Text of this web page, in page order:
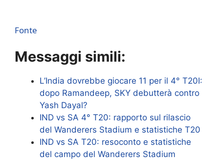
Fonte
Messaggi simili:
L’India dovrebbe giocare 11 per il 4° T20I:
dopo Ramandeep, SKY debutterà contro
Yash Dayal?
IND vs SA 4° T20: rapporto sul rilascio
del Wanderers Stadium e statistiche T20
IND vs SA T20: resoconto e statistiche
del campo del Wanderers Stadium